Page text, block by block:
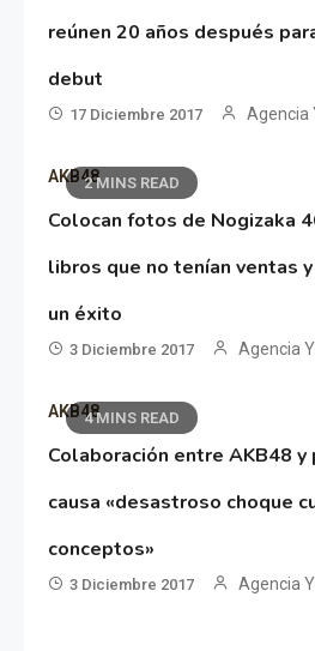
reúnen 20 años después
debut
17 Diciembre 2017 Agencia
2 MINS READ
AKB48
Colocan fotos de Nogizaka
libros que no tenían ventas
un éxito
3 Diciembre 2017 Agencia
4 MINS READ
AKB48
Colaboración entre AKB48
causa «desastroso choque
conceptos»
3 Diciembre 2017 Agencia